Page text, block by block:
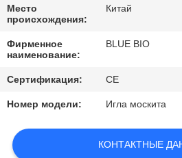
СВЯЖИТЕСЬ
МЫ
НОВОСТИ
ЦИТАТУ
Место
происхождения:
Китай
Фирменное
наименование:
BLUE BIO
Сертификация: CE
Номер модели: Игла москита
КОНТАКТНЫЕ